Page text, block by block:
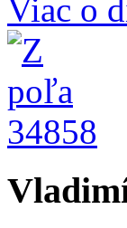
Viac o
34858